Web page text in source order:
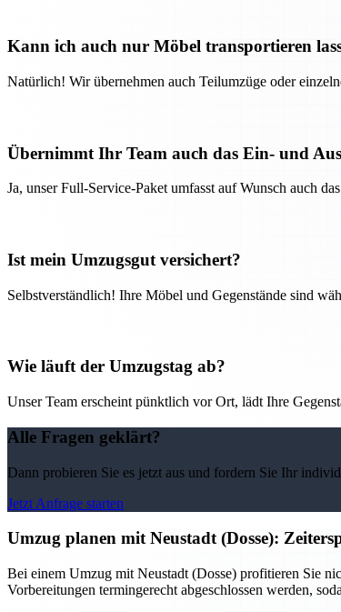
Kann ich auch nur Möbel transportieren
Natürlich! Wir übernehmen auch Teilumzüge oder
Übernimmt Ihr Team auch das Ein- und
Ja, unser Full-Service-Paket umfasst auf Wunsch auch
Ist mein Umzugsgut versichert?
Selbstverständlich! Ihre Möbel und Gegenstände sind
Wie läuft der Umzugstag ab?
Unser Team erscheint pünktlich vor Ort, lädt Ihre
Alle Fragen geklärt?
Dann probieren Sie es jetzt aus und fordern Sie Ihr
Jetzt Anfrage starten
Umzug planen mit Neustadt (Dosse):
Bei einem Umzug mit Neustadt (Dosse) profitieren Sie
Vorbereitungen termingerecht abgeschlossen werden,